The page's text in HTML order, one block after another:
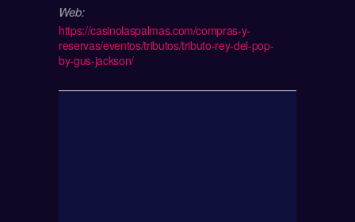
Web:
https://casinolaspalmas.com/compras-y-
reservas/eventos/tributos/tributo-rey-del-pop-
by-gus-jackson/